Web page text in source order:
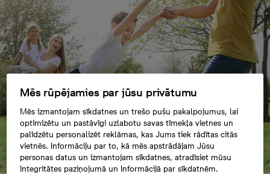
Mēs rūpējamies par jūsu privātumu
Mēs izmantojam sīkdatnes un trešo pušu pakalpojumus, lai
optimizētu un pastāvīgi uzlabotu savas tīmekļa vietnes un
palīdzētu personalizēt reklāmas, kas Jums tiek rādītas citās
vietnēs. Informāciju par to, kā mēs apstrādājam Jūsu
personas datus un izmantojam sīkdatnes, atradīsiet mūsu
Integritātes paziņojumā un Informācijā par sīkdatnēm.